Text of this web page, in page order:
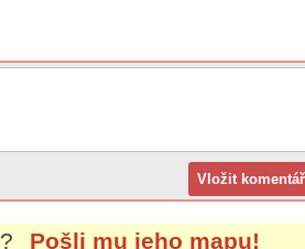
? Pošli mu jeho mapu!